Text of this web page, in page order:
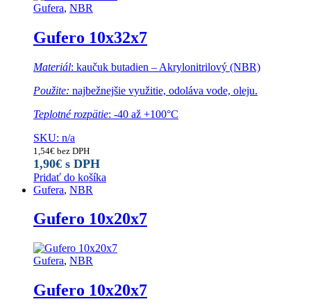
Gufera, NBR
Gufero 10x32x7
Materiál: kaučuk butadien – Akrylonitrilový (NBR)
Použite: najbežnejšie využitie, odoláva vode, oleju.
Teplotné rozpätie: -40 až +100°C
SKU: n/a
1,54€ bez DPH
1,90€ s DPH
Pridať do košíka
Gufera, NBR
Gufero 10x20x7
Gufera, NBR
Gufero 10x20x7